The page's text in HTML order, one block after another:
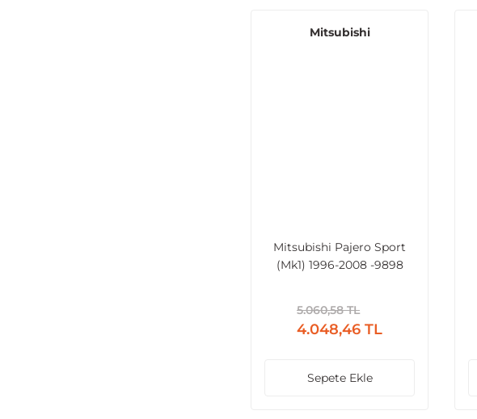
Mitsubishi
Mitsubishi Pajero Sport
(Mk1) 1996-2008 -9898
5.060,58 TL
4.048,46 TL
Sepete Ekle